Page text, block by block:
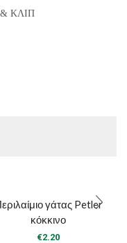
ΚΛΙΠ
γάτας Petler
κόκκινο
€2.20